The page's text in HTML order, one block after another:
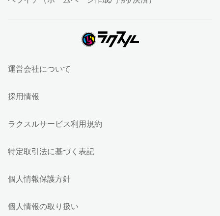
運営会社について
採用情報
ラクスルサービス利用規約
特定取引法に基づく表記
個人情報保護方針
個人情報の取り扱い